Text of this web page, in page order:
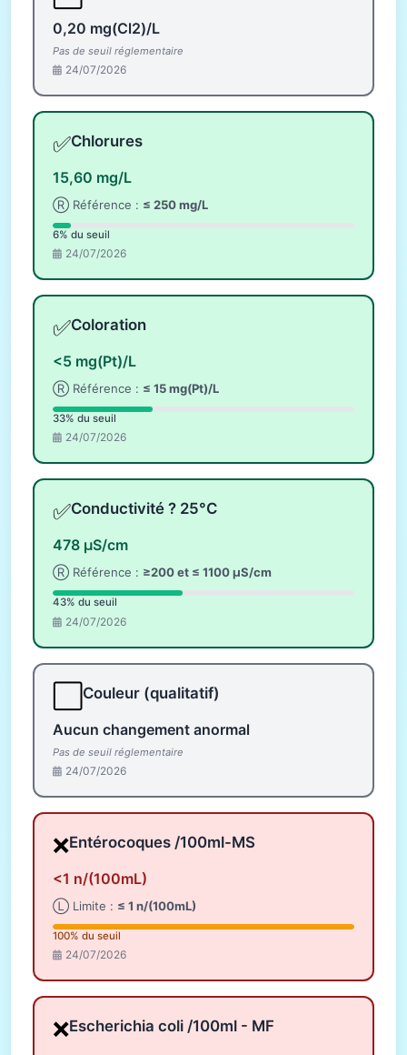
0,20 mg(Cl2)/L
Pas de seuil réglementaire
24/07/2026
✅Chlorures
15,60 mg/L
Ⓡ Référence : ≤ 250 mg/L
6% du seuil
24/07/2026
✅Coloration
<5 mg(Pt)/L
Ⓡ Référence : ≤ 15 mg(Pt)/L
33% du seuil
24/07/2026
✅Conductivité ? 25°C
478 µS/cm
Ⓡ Référence : ≥200 et ≤ 1100 µS/cm
43% du seuil
24/07/2026
Couleur (qualitatif)
Aucun changement anormal
Pas de seuil réglementaire
24/07/2026
❌Entérocoques /100ml-MS
<1 n/(100mL)
Ⓛ Limite : ≤ 1 n/(100mL)
100% du seuil
24/07/2026
❌Escherichia coli /100ml - MF